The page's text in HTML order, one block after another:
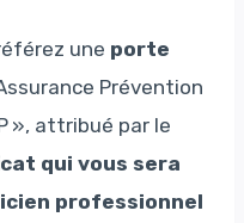
une porte
Prévention
», attribué par le
qui vous sera
professionnel